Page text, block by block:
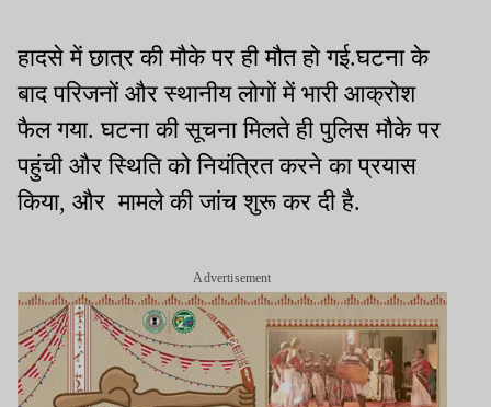
हादसे में छात्र की मौके पर ही मौत हो गई.घटना के
बाद परिजनों और स्थानीय लोगों में भारी आक्रोश
फैल गया.घटना की सूचना मिलते ही पुलिस मौके पर
पहुंची और स्थिति को नियंत्रित करने का प्रयास
किया, और मामले की जांच शुरू कर दी है.
Advertisement